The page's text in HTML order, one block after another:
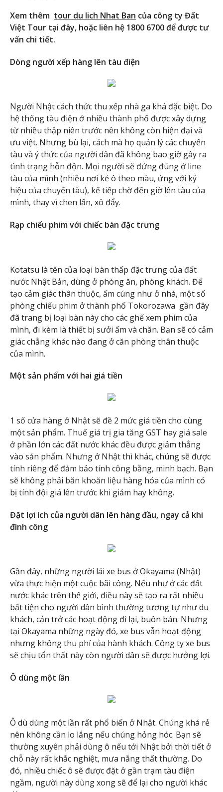
Xem thêm tour du lich Nhat Ban của công ty Đất
Việt Tour tại đây, hoặc liên hệ 1800 6700 để được tư
vấn chi tiết.
Dòng người xếp hàng lên tàu điện
Người Nhật cách thức thu xếp nhà ga khá đặc biệt. Do
hệ thống tàu điện ở nhiều thành phố được xây dựng
từ nhiều thập niên trước nên không còn hiện đại và
ưu việt. Nhưng bù lại, cách mà họ quản lý các chuyến
tàu và ý thức của người dân đã không bao giờ gây ra
tình trạng hỗn độn. Mọi người sẽ đứng đúng ở line
tàu của mình (nhiều nơi kẻ ô theo màu, ứng với ký
hiệu của chuyến tàu), kế tiếp chờ đến giờ lên tàu của
mình, thay vì chen lấn, xô đẩy.
Rạp chiếu phim với chiếc bàn đặc trưng
Kotatsu là tên của loại bàn thấp đặc trưng của đất
nước Nhật Bản, dùng ở phòng ăn, phòng khách. Để
tạo cảm giác thân thuộc, ấm cúng như ở nhà, một số
phòng chiếu phim ở thành phố Tokorozawa gần đây
đã trang bị loại bàn này cho các ghế xem phim của
mình, đi kèm là thiết bị sưởi ấm và chăn. Bạn sẽ có cảm
giác chẳng khác nào đang ở căn phòng thân thuộc
của mình.
Một sản phẩm với hai giá tiền
1 số cửa hàng ở Nhật sẽ đề 2 mức giá tiền cho cùng
một sản phẩm. Thuế giá trị gia tăng GST hay giá sale
ở phần lớn các đất nước khác đều được giảm thẳng
vào sản phẩm. Nhưng ở Nhật thì khác, chúng sẽ được
tính riêng để đảm bảo tính công bằng, minh bạch. Bạn
sẽ không phải băn khoăn liệu hàng hóa của mình có
bị tính đội giá lên trước khi giảm hay không.
Đặt lợi ích của người dân lên hàng đầu, ngay cả khi
đình công
Gần đây, những người lái xe bus ở Okayama (Nhật)
vừa thực hiện một cuộc bãi công. Nếu như ở các đất
nước khác trên thế giới, điều này sẽ tạo ra rất nhiều
bất tiện cho người dân bình thường tương tự như du
khách, cản trở các hoạt động đi lại, buôn bán. Nhưng
tại Okayama những ngày đó, xe bus vẫn hoạt động
nhưng không thu phí của hành khách. Công ty xe bus
sẽ chịu tổn thất này còn người dân sẽ được hưởng lợi.
Ô dùng một lần
Ô dù dùng một lần rất phổ biến ở Nhật. Chúng khá rẻ
nên không cần lo lắng nếu chúng hỏng hóc. Bạn sẽ
thường xuyên phải dùng ô nếu tới Nhật bởi thời tiết ở
chỗ này rất khắc nghiệt, mưa nắng thất thường. Do
đó, nhiều chiếc ô sẽ được đặt ở gần trạm tàu điện
ngầm, người này dùng xong sẽ để lại cho người khác